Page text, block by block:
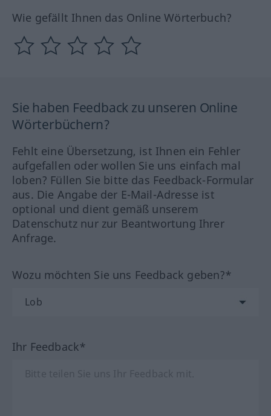
Wie gefällt Ihnen das Online Wörterbuch?
Sie haben Feedback zu unseren Online
Wörterbüchern?
Fehlt eine Übersetzung, ist Ihnen ein Fehler
aufgefallen oder wollen Sie uns einfach mal
loben? Füllen Sie bitte das Feedback-Formular
aus. Die Angabe der E-Mail-Adresse ist
optional und dient gemäß unserem
Datenschutz nur zur Beantwortung Ihrer
Anfrage.
Wozu möchten Sie uns Feedback geben?*
Ihr Feedback*